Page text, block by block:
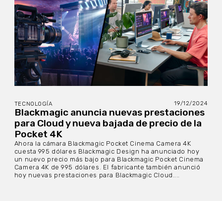
TECNOLOGÍA 19/12/2024
Blackmagic anuncia nuevas prestaciones
para Cloud y nueva bajada de precio de la
Pocket 4K
Ahora la cámara Blackmagic Pocket Cinema Camera 4K
cuesta 995 dólares Blackmagic Design ha anunciado hoy
un nuevo precio más bajo para Blackmagic Pocket Cinema
Camera 4K de 995 dólares. El fabricante también anunció
hoy nuevas prestaciones para Blackmagic Cloud....